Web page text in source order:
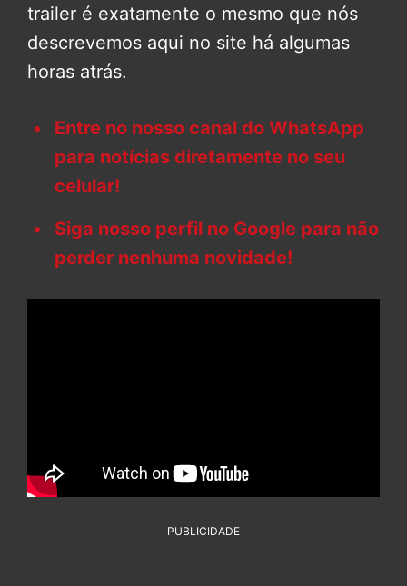
trailer é exatamente o mesmo que nós
descrevemos aqui no site há algumas
horas atrás.
Entre no nosso canal do WhatsApp
para notícias diretamente no seu
celular!
Siga nosso perfil no Google para não
perder nenhuma novidade!
PUBLICIDADE